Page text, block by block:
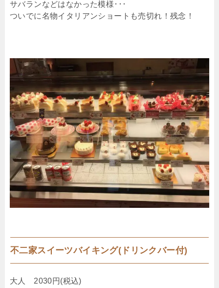
サバランなどはなかった模様･･･
ついでに名物イタリアンショートも売切れ！残念！
不二家スイーツバイキング(ドリンクバー付)
大人 2030円(税込)